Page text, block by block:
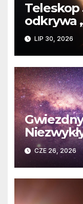
Teleskop
odkrywa
planety
martwej
LIP 30, 2026
CZE 26, 2026